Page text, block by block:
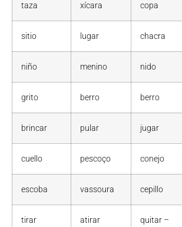
taza xícara copa
sitio lugar chacra
niño menino nido
grito berro berro
brincar pular jugar
cuello pescoço conejo
escoba vassoura cepillo
tirar atirar
quitar –